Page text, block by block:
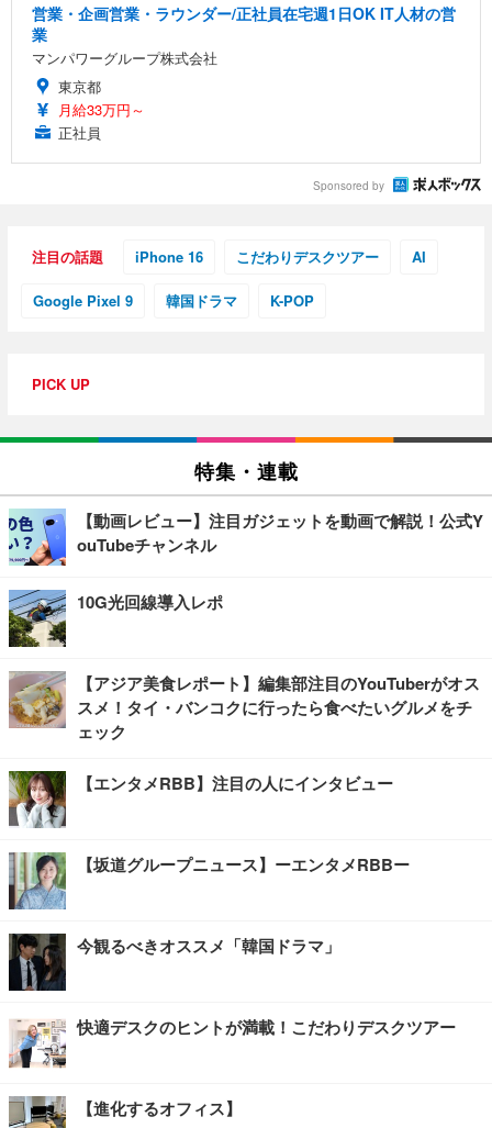
営業・企画営業・ラウンダー/正社員在宅週1日OK IT人材の営
業
マンパワーグループ株式会社
東京都
月給33万円～
正社員
Sponsored by
注目の話題 iPhone 16 こだわりデスクツアー AI
Google Pixel 9 韓国ドラマ K-POP
PICK UP
特集・連載
【動画レビュー】注目ガジェットを動画で解説！公式Y
ouTubeチャンネル
10G光回線導入レポ
【アジア美食レポート】編集部注目のYouTuberがオス
スメ！タイ・バンコクに行ったら食べたいグルメをチ
ェック
【エンタメRBB】注目の人にインタビュー
【坂道グループニュース】ーエンタメRBBー
今観るべきオススメ「韓国ドラマ」
快適デスクのヒントが満載！こだわりデスクツアー
【進化するオフィス】